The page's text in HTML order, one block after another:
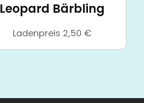
Leopard Bärbling
Ladenpreis 2,50 €